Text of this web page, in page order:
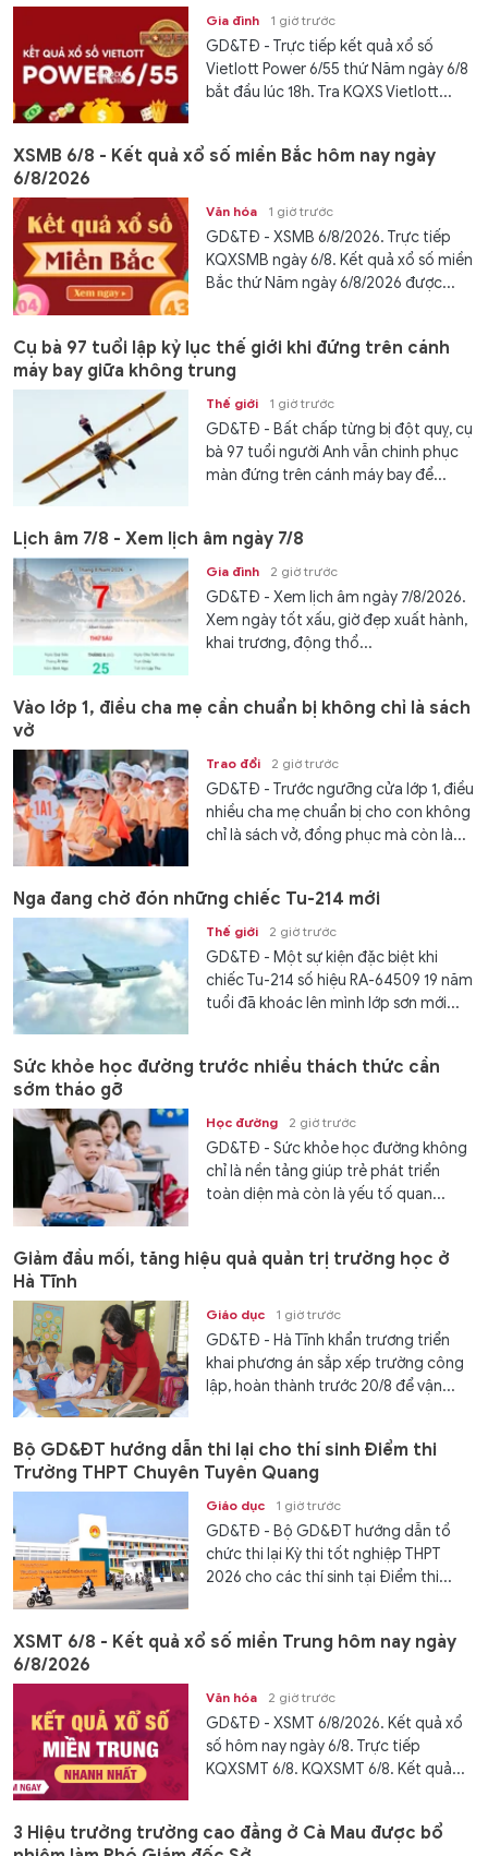
Gia đình 1 giờ trước
GD&TĐ - Trực tiếp kết quả xổ số
Vietlott Power 6/55 thứ Năm ngày 6/8
bắt đầu lúc 18h. Tra KQXS Vietlott...
XSMB 6/8 - Kết quả xổ số miền Bắc hôm nay ngày
6/8/2026
Văn hóa 1 giờ trước
GD&TĐ - XSMB 6/8/2026. Trực tiếp
KQXSMB ngày 6/8. Kết quả xổ số miền
Bắc thứ Năm ngày 6/8/2026 được...
Cụ bà 97 tuổi lập kỷ lục thế giới khi đứng trên cánh
máy bay giữa không trung
Thế giới 1 giờ trước
GD&TĐ - Bất chấp từng bị đột quỵ, cụ
bà 97 tuổi người Anh vẫn chinh phục
màn đứng trên cánh máy bay để...
Lịch âm 7/8 - Xem lịch âm ngày 7/8
Gia đình 2 giờ trước
GD&TĐ - Xem lịch âm ngày 7/8/2026.
Xem ngày tốt xấu, giờ đẹp xuất hành,
khai trương, động thổ...
Vào lớp 1, điều cha mẹ cần chuẩn bị không chỉ là sách
vở
Trao đổi 2 giờ trước
GD&TĐ - Trước ngưỡng cửa lớp 1, điều
nhiều cha mẹ chuẩn bị cho con không
chỉ là sách vở, đồng phục mà còn là...
Nga đang chờ đón những chiếc Tu-214 mới
Thế giới 2 giờ trước
GD&TĐ - Một sự kiện đặc biệt khi
chiếc Tu-214 số hiệu RA-64509 19 năm
tuổi đã khoác lên mình lớp sơn mới...
Sức khỏe học đường trước nhiều thách thức cần
sớm tháo gỡ
Học đường 2 giờ trước
GD&TĐ - Sức khỏe học đường không
chỉ là nền tảng giúp trẻ phát triển
toàn diện mà còn là yếu tố quan...
Giảm đầu mối, tăng hiệu quả quản trị trường học ở
Hà Tĩnh
Giáo dục 1 giờ trước
GD&TĐ - Hà Tĩnh khẩn trương triển
khai phương án sắp xếp trường công
lập, hoàn thành trước 20/8 để vận...
Bộ GD&ĐT hướng dẫn thi lại cho thí sinh Điểm thi
Trường THPT Chuyên Tuyên Quang
Giáo dục 1 giờ trước
GD&TĐ - Bộ GD&ĐT hướng dẫn tổ
chức thi lại Kỳ thi tốt nghiệp THPT
2026 cho các thí sinh tại Điểm thi...
XSMT 6/8 - Kết quả xổ số miền Trung hôm nay ngày
6/8/2026
Văn hóa 2 giờ trước
GD&TĐ - XSMT 6/8/2026. Kết quả xổ
số hôm nay ngày 6/8. Trực tiếp
KQXSMT 6/8. KQXSMT 6/8. Kết quả...
3 Hiệu trưởng trường cao đẳng ở Cà Mau được bổ